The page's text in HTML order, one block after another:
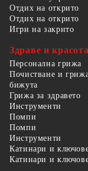
Отдих на открито
Отдих на открито
Игри на закрито
Здраве и красота
Персонална грижа
Почистване и
бижута
Грижа за здравето
Инструменти
Помпи
Помпи
Инструменти
Катинари и
Катинари и